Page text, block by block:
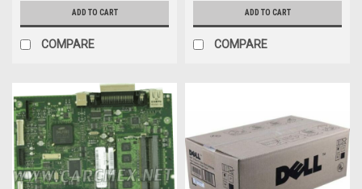
ALTO PROGRAMA DE
DEVOLUCION NEW LEXMARK
B224X00
ADD TO CART
COMPARE
Return New Dell, FR3HY,
TC2RH , 593-BBYO.
ADD TO CART
COMPARE